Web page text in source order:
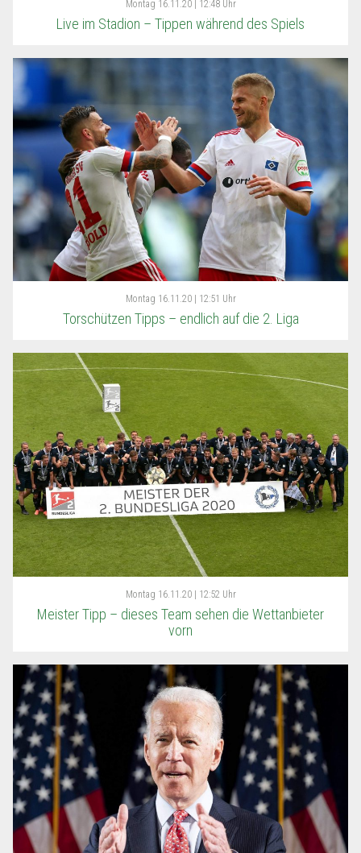
Montag 16.11.20 | 12:48 Uhr
Live im Stadion – Tippen während des Spiels
Montag 16.11.20 | 12:51 Uhr
Torschützen Tipps – endlich auf die 2. Liga
Montag 16.11.20 | 12:52 Uhr
Meister Tipp – dieses Team sehen die Wettanbieter
vorn